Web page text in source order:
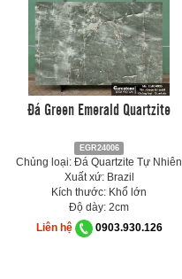
Đá Green Emerald Quartzite
EGR24006
Chủng loại: Đá Quartzite Tự Nhiên
Xuất xứ: Brazil
Kích thước: Khổ lớn
Độ dày: 2cm
Liên hệ
0903.930.126